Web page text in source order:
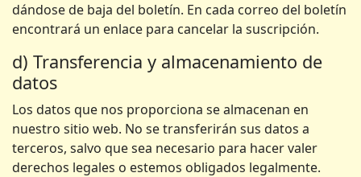
dándose de baja del boletín. En cada correo del boletín
encontrará un enlace para cancelar la suscripción.
d) Transferencia y almacenamiento de
datos
Los datos que nos proporciona se almacenan en
nuestro sitio web. No se transferirán sus datos a
terceros, salvo que sea necesario para hacer valer
derechos legales o estemos obligados legalmente.